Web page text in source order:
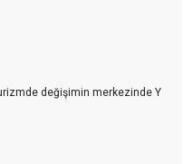
değişimin merkezinde Y